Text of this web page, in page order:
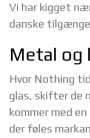
Vi har kigget
danske
Metal og
Hvor Nothing
glas, skifter de
kommer med
der føles